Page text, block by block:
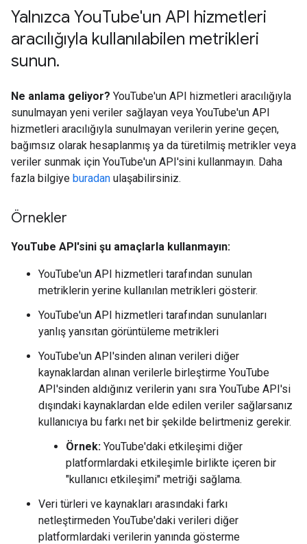
Yalnızca YouTube'un API hizmetleri
aracılığıyla kullanılabilen metrikleri
sunun.
Ne anlama geliyor? YouTube'un API hizmetleri aracılığıyla
sunulmayan yeni veriler sağlayan veya YouTube'un API
hizmetleri aracılığıyla sunulmayan verilerin yerine geçen,
bağımsız olarak hesaplanmış ya da türetilmiş metrikler veya
veriler sunmak için YouTube'un API'sini kullanmayın. Daha
fazla bilgiye buradan ulaşabilirsiniz.
Örnekler
YouTube API'sini şu amaçlarla kullanmayın:
YouTube'un API hizmetleri tarafından sunulan
metriklerin yerine kullanılan metrikleri gösterir.
YouTube'un API hizmetleri tarafından sunulanları
yanlış yansıtan görüntüleme metrikleri
YouTube'un API'sinden alınan verileri diğer
kaynaklardan alınan verilerle birleştirme YouTube
API'sinden aldığınız verilerin yanı sıra YouTube API'si
dışındaki kaynaklardan elde edilen veriler sağlarsanız
kullanıcıya bu farkı net bir şekilde belirtmeniz gerekir.
Örnek: YouTube'daki etkileşimi diğer
platformlardaki etkileşimle birlikte içeren bir
"kullanıcı etkileşimi" metriği sağlama.
Veri türleri ve kaynakları arasındaki farkı
netleştirmeden YouTube'daki verileri diğer
platformlardaki verilerin yanında gösterme